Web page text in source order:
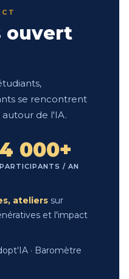
ouvert
se rencontrent
de l'IA.
4 000+
PARTICIPANTS / AN
ateliers sur
et l'impact
· Baromètre